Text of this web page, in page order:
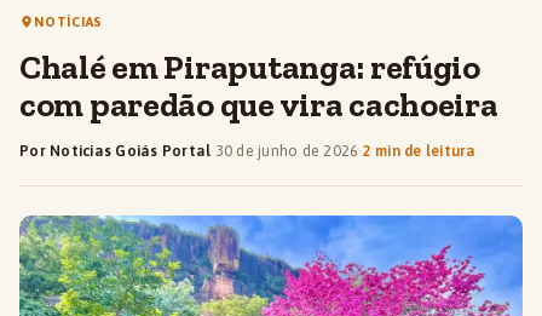
NOTÍCIAS
Chalé em Piraputanga: refúgio
com paredão que vira cachoeira
Por Notícias Goiás Portal· 30 de junho de 2026·2 min de leitura